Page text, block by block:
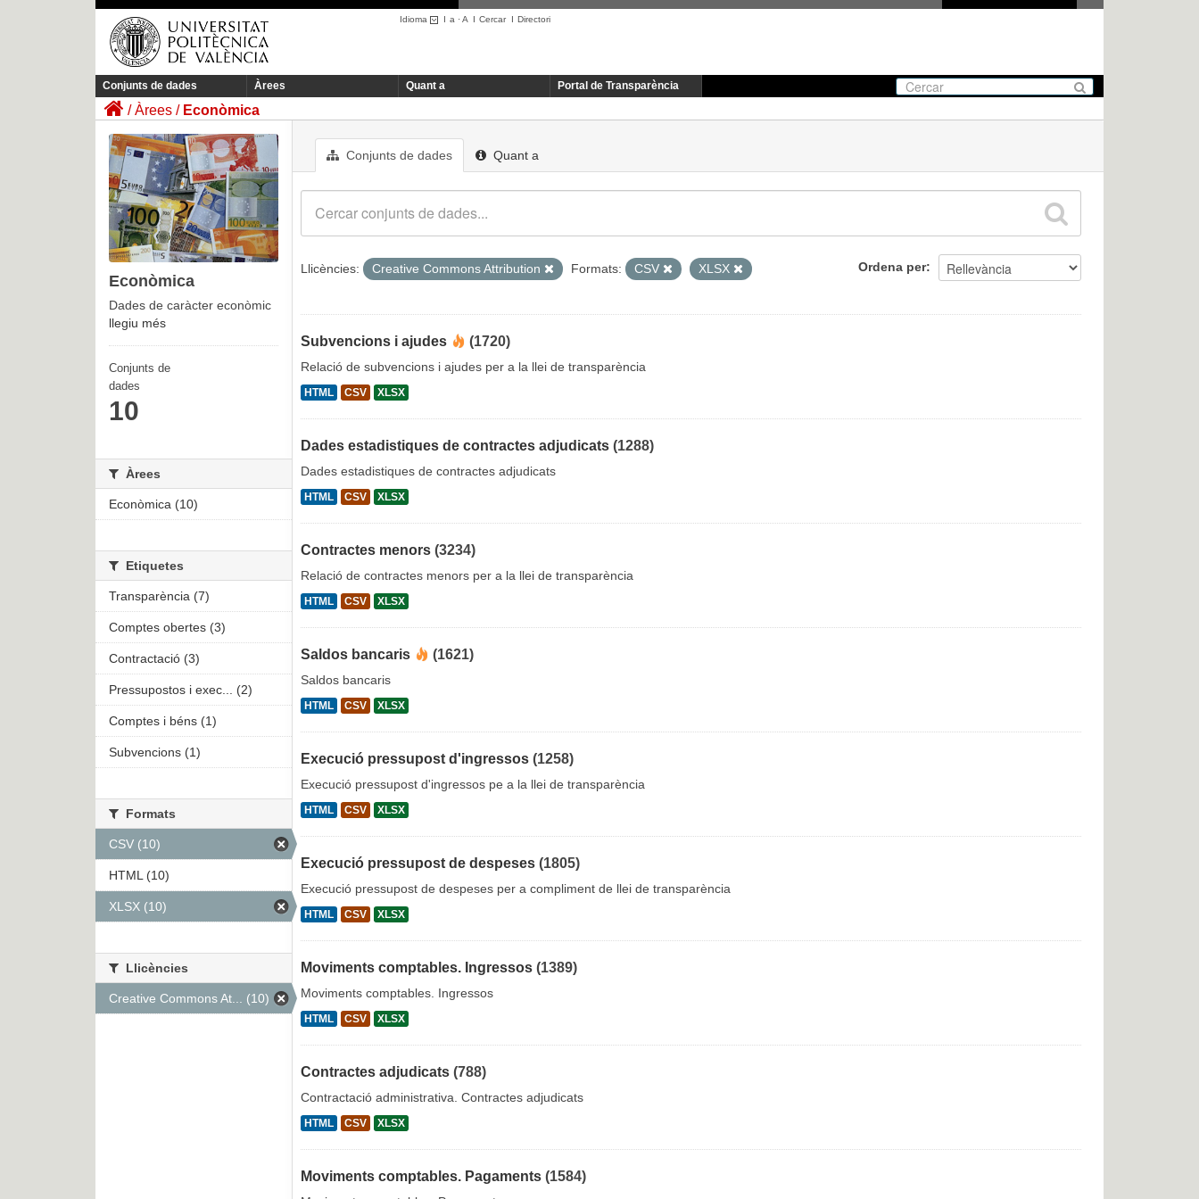
Idioma I a ·A I CercarI Directori
Conjunts de dades Àrees Quant a Portal de Transparència
Àrees Econòmica
Conjunts de dades Quant a
Ordena per
Llicències: Creative Commons Attribution Formats: CSV XLSX
Subvencions i ajudes (1720)
Relació de subvencions i ajudes per a la llei de transparència
HTML CSV XLSX
Dades estadistiques de contractes adjudicats (1288)
Dades estadistiques de contractes adjudicats
HTML CSV XLSX
Contractes menors (3234)
Relació de contractes menors per a la llei de transparència
HTML CSV XLSX
Saldos bancaris (1621)
Saldos bancaris
HTML CSV XLSX
Execució pressupost d'ingressos (1258)
Execució pressupost d'ingressos pe a la llei de transparència
HTML CSV XLSX
Execució pressupost de despeses (1805)
Execució pressupost de despeses per a compliment de llei de transparència
HTML CSV XLSX
Moviments comptables. Ingressos (1389)
Moviments comptables. Ingressos
HTML CSV XLSX
Contractes adjudicats (788)
Contractació administrativa. Contractes adjudicats
HTML CSV XLSX
Moviments comptables. Pagaments (1584)
Econòmica
Dades de caràcter econòmic
llegiu més
Conjunts de
dades
10
Àrees
Econòmica (10)
Etiquetes
Transparència (7)
Comptes obertes (3)
Contractació (3)
Pressupostos i exec... (2)
Comptes i béns (1)
Subvencions (1)
Formats
CSV (10)
HTML (10)
XLSX (10)
Llicències
Creative Commons At... (10)